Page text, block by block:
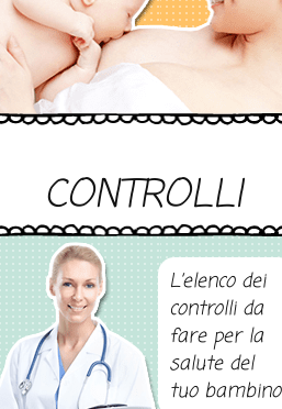
CONTROLLI
L’elenco dei
controlli da
fare per la
salute del
tuo bambino